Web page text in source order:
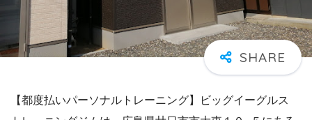
【都度払いパーソナルトレーニング】ビッグイーグルス